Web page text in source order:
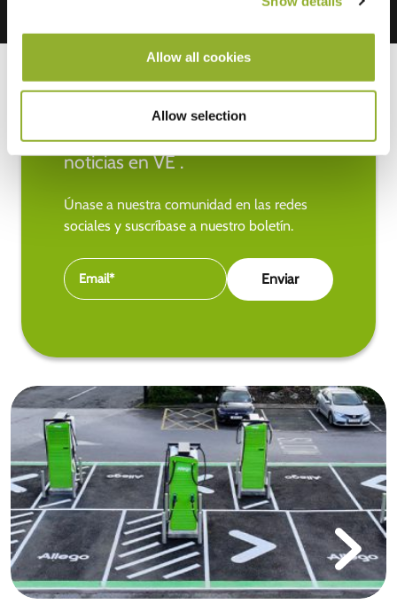
Allow all cookies
Allow selection
Manténgase al día de las últimas
noticias en VE .
Únase a nuestra comunidad en las redes
sociales y suscríbase a nuestro boletín.